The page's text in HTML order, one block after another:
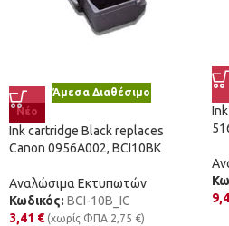
Άμεσα Διαθέσιμο
Νέο
Ink cartridge Black replaces
Canon 0956A002, BCI10BK
Αναλώσιμα Εκτυπωτών
Κωδικός: BCI-10B_IC
3,41 € (χωρίς ΦΠΑ 2,75 €)